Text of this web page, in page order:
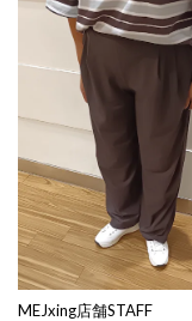
MEJxing店舗STAFF